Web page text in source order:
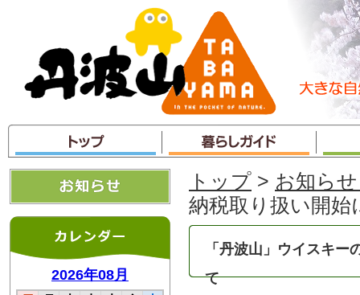
ャ
ン
プ
トップ > お知ら
納税取り扱い開始
「丹波山」ウイスキ
て